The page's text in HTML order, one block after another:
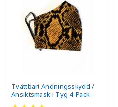
Tvättbart Andningsskydd /
Ansiktsmask i Tyg 4-Pack -
Guld